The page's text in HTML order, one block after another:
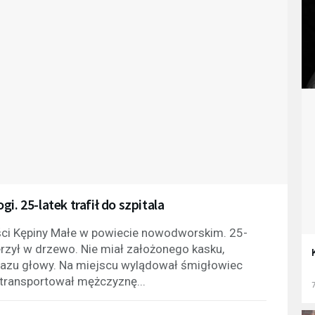
25-latek trafił do szpitala
Kępiny Małe w powiecie nowodworskim. 25-
w drzewo. Nie miał założonego kasku,
głowy. Na miejscu wylądował śmigłowiec
mężczyznę...